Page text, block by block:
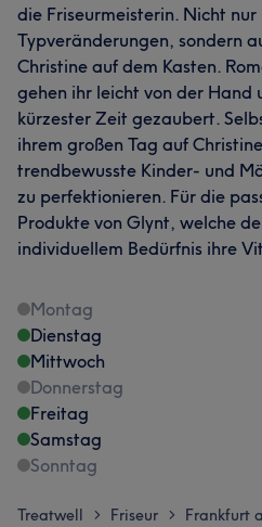
die Friseurmeisterin. Nicht
Typveränderungen, sondern
Christine auf dem Kasten.
gehen ihr leicht von der Hand
kürzester Zeit gezaubert.
ihrem großen Tag auf
trendbewusste Kinder- und
zu perfektionieren. Für die
Produkte von Glynt, welche
individuellem Bedürfnis ihre
Montag
Dienstag
Mittwoch
Donnerstag
Freitag
Samstag
Sonntag
Treatwell > Friseur > Frankfurt